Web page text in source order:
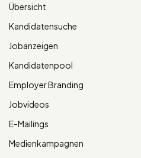
Übersicht
Kandidatensuche
Jobanzeigen
Kandidatenpool
Employer Branding
Jobvideos
E-Mailings
Medienkampagnen